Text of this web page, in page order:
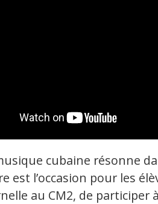
cubaine résonne
est l’occasion pour les
au CM2, de participer